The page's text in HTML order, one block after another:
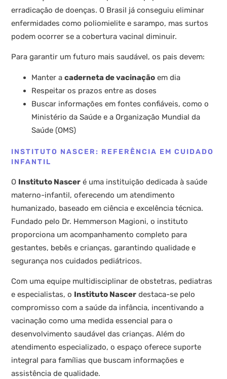
erradicação de doenças. O Brasil já conseguiu eliminar
enfermidades como poliomielite e sarampo, mas surtos
podem ocorrer se a cobertura vacinal diminuir.
Para garantir um futuro mais saudável, os pais devem:
Manter acaderneta de vacinação em dia
Respeitar os prazos entre as doses
Buscar informações em fontes confiáveis, como o
Ministério da Saúde e a Organização Mundial da
Saúde (OMS)
INSTITUTO NASCER: REFERÊNCIA EM CUIDADO
INFANTIL
O Instituto Nascer é uma instituição dedicada à saúde
materno-infantil, oferecendo um atendimento
humanizado, baseado em ciência e excelência técnica.
Fundado pelo Dr. Hemmerson Magioni, o instituto
proporciona um acompanhamento completo para
gestantes, bebês e crianças, garantindo qualidade e
segurança nos cuidados pediátricos.
Com uma equipe multidisciplinar de obstetras, pediatras
e especialistas, o Instituto Nascer destaca-se pelo
compromisso com a saúde da infância, incentivando a
vacinação como uma medida essencial para o
desenvolvimento saudável das crianças. Além do
atendimento especializado, o espaço oferece suporte
integral para famílias que buscam informações e
assistência de qualidade.